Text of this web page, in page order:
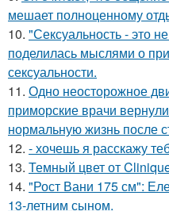
мешает полноценному
10. "Сексуальность - это
поделилась мыслями о
сексуальности.
11. Одно неосторожное
приморские врачи
нормальную жизнь после
12. - хочешь я расскажу
13. Темный цвет от
14. "Рост Вани 175 см":
13-летним сыном.